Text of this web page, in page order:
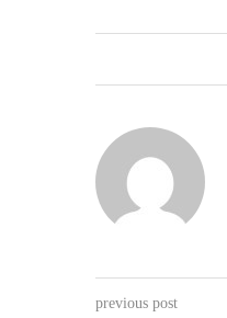
previous post